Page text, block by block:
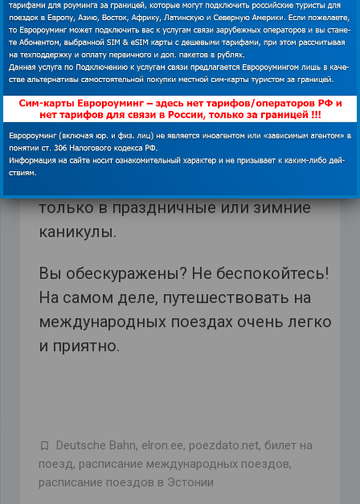
эти дни он будет отправляться на час
раньше или позже. Другое дело, что
поезда ходят только в определенное
время в течение года. Это явление
характерно, например, для Франции
для ночных поездов или поездов
дальнего следования, которые ходят
только в праздничные или зимние
каникулы.
Вы обескуражены? Не беспокойтесь!
На самом деле, путешествовать на
международных поездах очень легко
и приятно.
Deutsche Bahn, elron.ee, poezdato.net, билет на
поезд, расписание международных поездов,
расписание поездов в Эстонии